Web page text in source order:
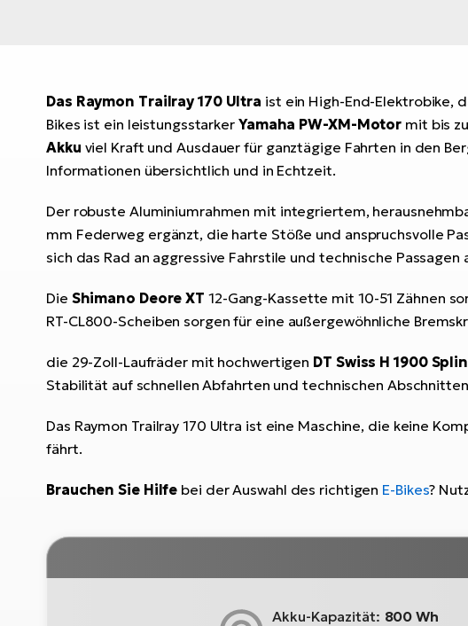
Das Raymon Trailray 170 Ultra ist ein High-End-Elektrobike,
Bikes ist ein leistungsstarker Yamaha PW-XM-Motor mit bis
Akku viel Kraft und Ausdauer für ganztägige Fahrten in den
Informationen übersichtlich und in Echtzeit.
Der robuste Aluminiumrahmen mit integriertem,
mm Federweg ergänzt, die harte Stöße und anspruchsvolle
sich das Rad an aggressive Fahrstile und technische Passagen
Die Shimano Deore XT 12-Gang-Kassette mit 10-51 Zähnen
RT-CL800-Scheiben sorgen für eine außergewöhnliche
die 29-Zoll-Laufräder mit hochwertigen DT Swiss H 1900
Stabilität auf schnellen Abfahrten und technischen
Das Raymon Trailray 170 Ultra ist eine Maschine, die keine
fährt.
Brauchen Sie Hilfe bei der Auswahl des richtigen E-Bikes?
Akku-Kapazität: 800 Wh